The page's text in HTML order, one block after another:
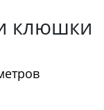
клюшки